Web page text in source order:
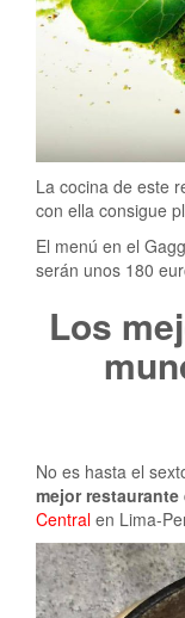
La cocina de este
con ella consigue
El menú en el
serán unos 180
Los
No es hasta el
mejor restaurante
Central en Lima-